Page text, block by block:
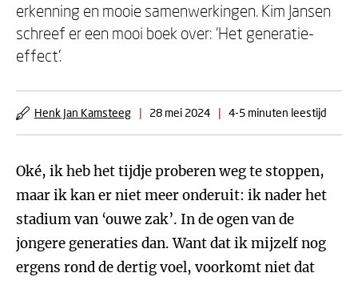
erkenning en mooie samenwerkingen. Kim Jansen
schreef er een mooi boek over: ‘Het generatie-
effect’.
Henk Jan Kamsteeg | 28 mei 2024 | 4-5 minuten leestijd
Oké, ik heb het tijdje proberen weg te stoppen,
maar ik kan er niet meer onderuit: ik nader het
stadium van ‘ouwe zak’. In de ogen van de
jongere generaties dan. Want dat ik mijzelf nog
ergens rond de dertig voel, voorkomt niet dat